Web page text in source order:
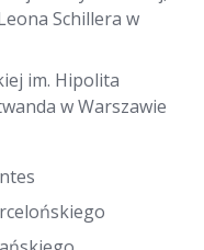
Schillera w
im. Hipolita
w Warszawie